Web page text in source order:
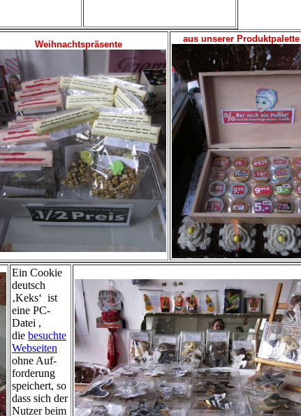
aus unserer Produktpalette
Ein Cookie
deutsch
‚Keks‘ ist
eine PC-
Datei ,
die besuchte
Webseiten
ohne Auf-
forderung
speichert, so
dass sich der
Nutzer beim